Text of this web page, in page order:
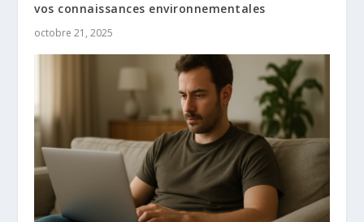
vos connaissances environnementales
octobre 21, 2025